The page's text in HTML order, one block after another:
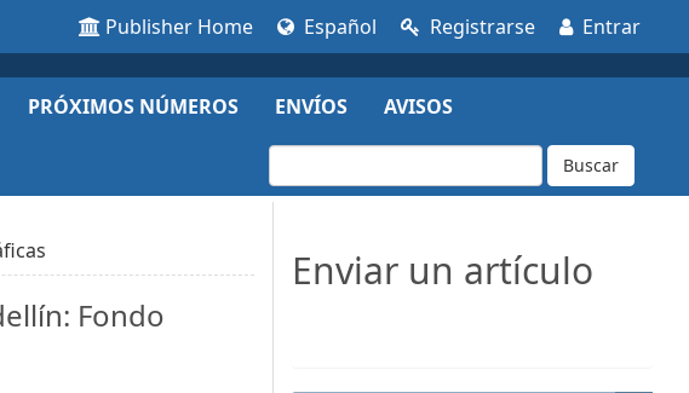
Publisher Home Español Registrarse Entrar
PRÓXIMOS NÚMEROS ENVÍOS AVISOS
Buscar
Fondo
Enviar un artículo